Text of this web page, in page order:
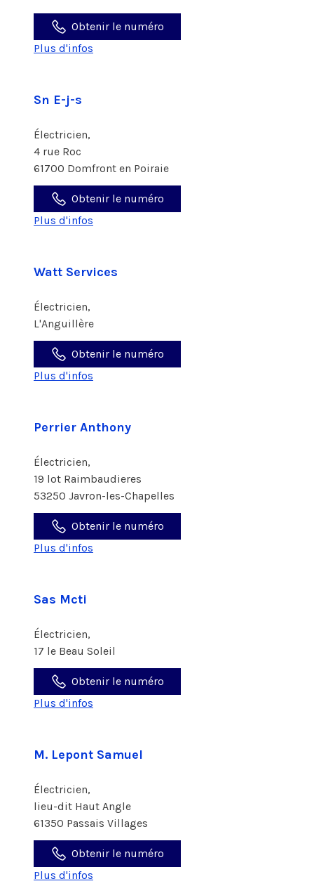
Obtenir le numéro
Plus d'infos
Sn E-j-s
Électricien,
4 rue Roc
61700 Domfront en Poiraie
Obtenir le numéro
Plus d'infos
Watt Services
Électricien,
L'Anguillère
Obtenir le numéro
Plus d'infos
Perrier Anthony
Électricien,
19 lot Raimbaudieres
53250 Javron-les-Chapelles
Obtenir le numéro
Plus d'infos
Sas Mcti
Électricien,
17 le Beau Soleil
Obtenir le numéro
Plus d'infos
M. Lepont Samuel
Électricien,
lieu-dit Haut Angle
61350 Passais Villages
Obtenir le numéro
Plus d'infos